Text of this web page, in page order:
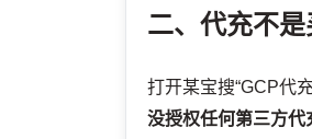
二、代充不
打开某宝搜“GCP代
没授权任何第三方代